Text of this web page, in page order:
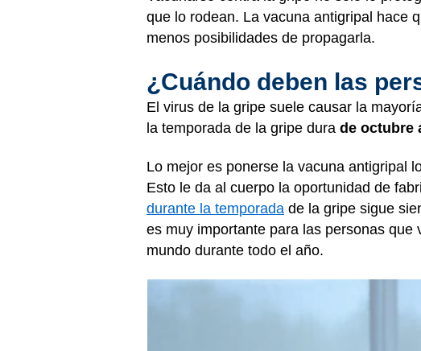
que lo rodean. La vacuna antigripal hace
menos posibilidades de propagarla.
¿Cuándo deben las
El virus de la gripe suele causar la
la temporada de la gripe dura de octubre
Lo mejor es ponerse la vacuna antigripal
Esto le da al cuerpo la oportunidad de
durante la temporada de la gripe sigue
es muy importante para las personas que
mundo durante todo el año.